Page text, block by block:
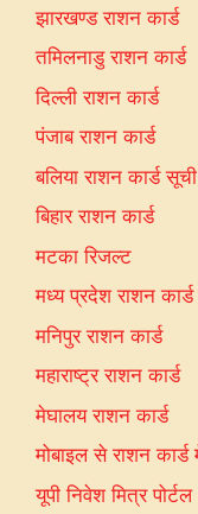
झारखण्ड राशन कार्ड
तमिलनाडु राशन कार्ड
दिल्ली राशन कार्ड
पंजाब राशन कार्ड
बलिया राशन कार्ड सूची
बिहार राशन कार्ड
मटका रिजल्ट
मध्य प्रदेश राशन कार्ड
मनिपुर राशन कार्ड
महाराष्ट्र राशन कार्ड
मेघालय राशन कार्ड
मोबाइल से राशन
यूपी निवेश मित्र पोर्टल